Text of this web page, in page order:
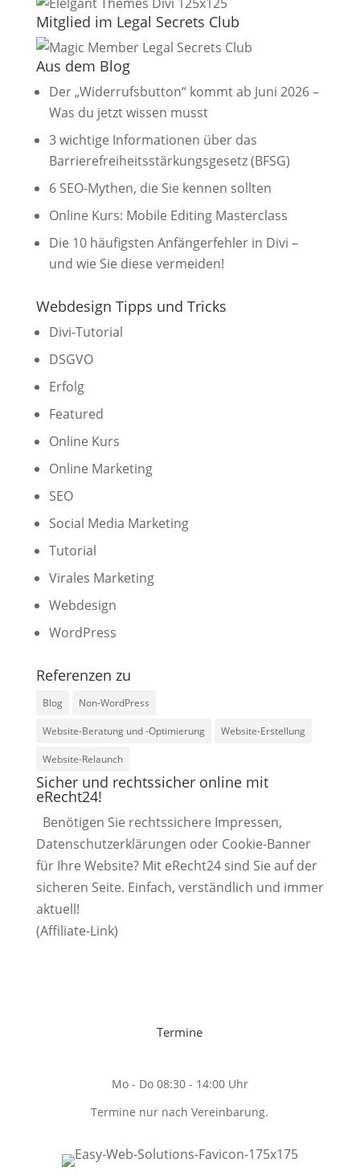
Mitglied im Legal Secrets Club
Aus dem Blog
Der „Widerrufsbutton“ kommt ab Juni 2026 –
Was du jetzt wissen musst
3 wichtige Informationen über das
Barrierefreiheitsstärkungsgesetz (BFSG)
6 SEO-Mythen, die Sie kennen sollten
Online Kurs: Mobile Editing Masterclass
Die 10 häufigsten Anfängerfehler in Divi –
und wie Sie diese vermeiden!
Webdesign Tipps und Tricks
Divi-Tutorial
DSGVO
Erfolg
Featured
Online Kurs
Online Marketing
SEO
Social Media Marketing
Tutorial
Virales Marketing
Webdesign
WordPress
Referenzen zu
Blog Non-WordPress
Website-Beratung und -Optimierung Website-Erstellung
Website-Relaunch
Sicher und rechtssicher online mit
eRecht24!
Benötigen Sie rechtssichere Impressen,
Datenschutzerklärungen oder Cookie-Banner
für Ihre Website? Mit eRecht24 sind Sie auf der
sicheren Seite. Einfach, verständlich und immer
aktuell!
(Affiliate-Link)
Termine
Mo - Do 08:30 - 14:00 Uhr
Termine nur nach Vereinbarung.